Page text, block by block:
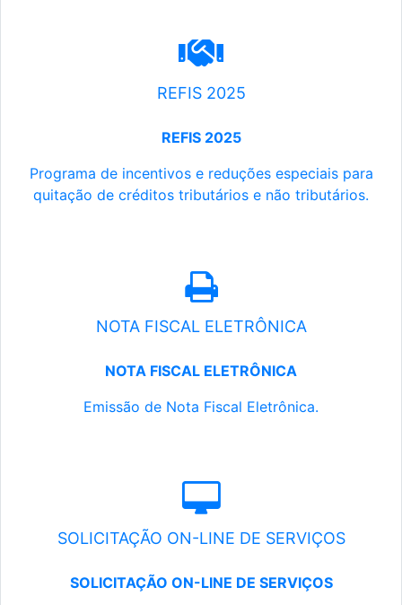
REFIS 2025
REFIS 2025
Programa de incentivos e reduções especiais para
quitação de créditos tributários e não tributários.
NOTA FISCAL ELETRÔNICA
NOTA FISCAL ELETRÔNICA
Emissão de Nota Fiscal Eletrônica.
SOLICITAÇÃO ON-LINE DE SERVIÇOS
SOLICITAÇÃO ON-LINE DE SERVIÇOS